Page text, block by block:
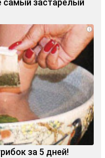
самый застарелый
i
за 5 дней!